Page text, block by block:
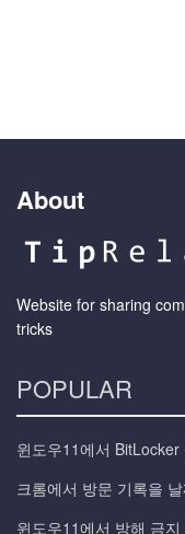
About
Website for sharing
tricks
POPULAR
윈도우11에서
크롬에서 방문 기록을
윈도우11에서 방해 금